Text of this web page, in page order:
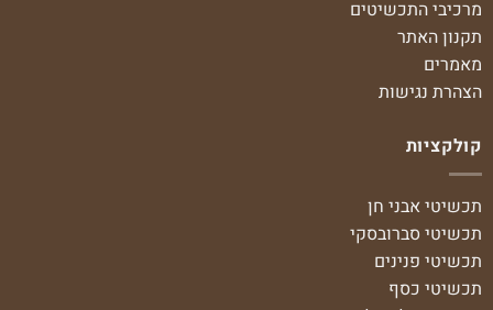
מרכיבי התכשיטים
תקנון האתר
מאמרים
הצהרת נגישות
קולקציות
תכשיטי אבני חן
תכשיטי סברובסקי
תכשיטי פנינים
תכשיטי כסף